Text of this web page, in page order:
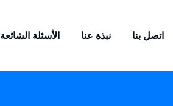
الأسئلة الشائعة نبذة عنا اتصل بنا